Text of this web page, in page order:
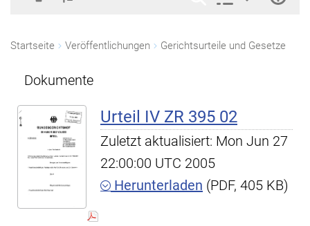
Startseite Veröffentlichungen Gerichtsurteile und Gesetze
Dokumente
Urteil IV ZR 395 02
Zuletzt aktualisiert: Mon Jun 27
22:00:00 UTC 2005
Herunterladen (PDF, 405 KB)